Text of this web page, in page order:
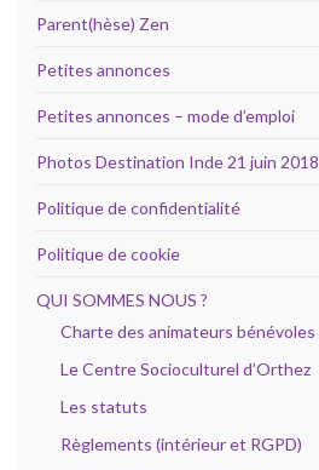
Parent(hèse) Zen
Petites annonces
Petites annonces – mode d’emploi
Photos Destination Inde 21 juin 2018
Politique de confidentialité
Politique de cookie
QUI SOMMES NOUS ?
Charte des animateurs bénévoles
Le Centre Socioculturel d’Orthez
Les statuts
Règlements (intérieur et RGPD)